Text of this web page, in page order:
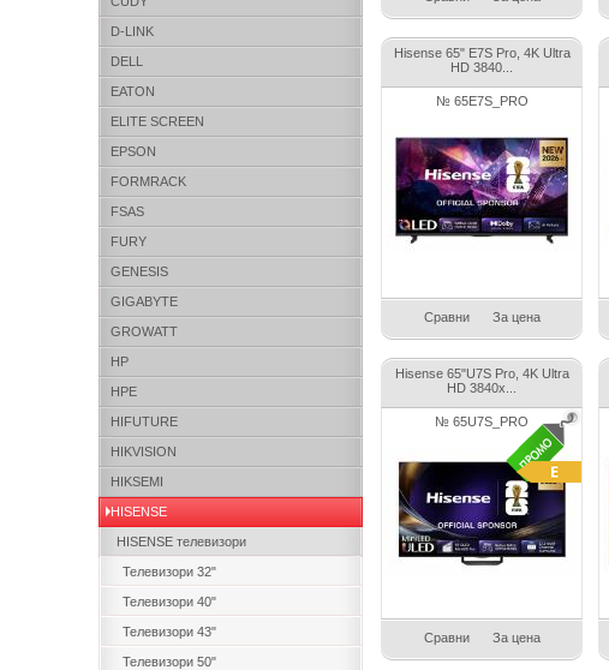
D-LINK
DELL
EATON
ELITE SCREEN
EPSON
FORMRACK
FSAS
FURY
GENESIS
GIGABYTE
GROWATT
HP
HPE
HIFUTURE
HIKVISION
HIKSEMI
HISENSE
HISENSE телевизори
Телевизори 32"
Телевизори 40"
Телевизори 43"
Телевизори 50"
Hisense 65" E7S Pro, 4K Ultra
HD 3840...
№ 65E7S_PRO
Сравни За цена
Hisense 65"U7S Pro, 4K Ultra
HD 3840x...
№ 65U7S_PRO
Сравни За цена